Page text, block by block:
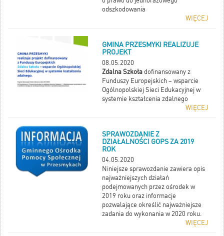
odszkodowania
WIĘCEJ
GMINA PRZESMYKI REALIZUJE
PROJEKT
08.05.2020
Zdalna Szkoła dofinansowany z
Funduszy Europejskich – wsparcie
Ogólnopolskiej Sieci Edukacyjnej w
systemie kształcenia zdalnego
WIĘCEJ
SPRAWOZDANIE Z
DZIAŁALNOŚCI GOPS ZA 2019
ROK
04.05.2020
Niniejsze sprawozdanie zawiera opis
najważniejszych działań
podejmowanych przez ośrodek w
2019 roku oraz informacje
pozwalające określić najważniejsze
zadania do wykonania w 2020 roku.
WIĘCEJ